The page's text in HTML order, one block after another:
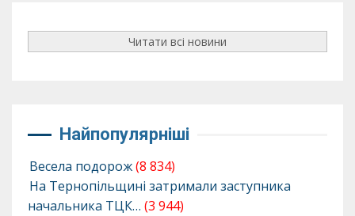
Читати всі новини
Найпопулярніші
Весела подорож(8 834)
На Тернопільщині затримали заступника
начальника ТЦК… (3 944)